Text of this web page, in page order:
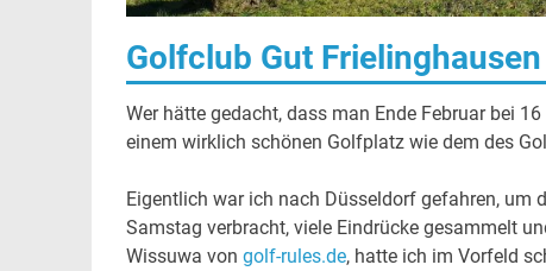
Golfclub Gut
Wer hätte gedacht, dass man Ende Februar bei
einem wirklich schönen Golfplatz wie dem des
Eigentlich war ich nach Düsseldorf gefahren, um
Samstag verbracht, viele Eindrücke gesammelt
Wissuwa von golf-rules.de, hatte ich im Vorfeld